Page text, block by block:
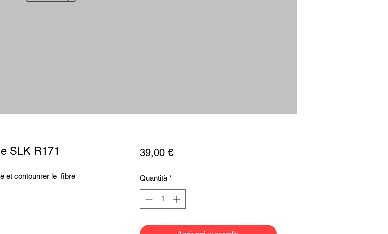
SLK R171
et contounrer le fibre
39,00 €Prezzo
Quantità *